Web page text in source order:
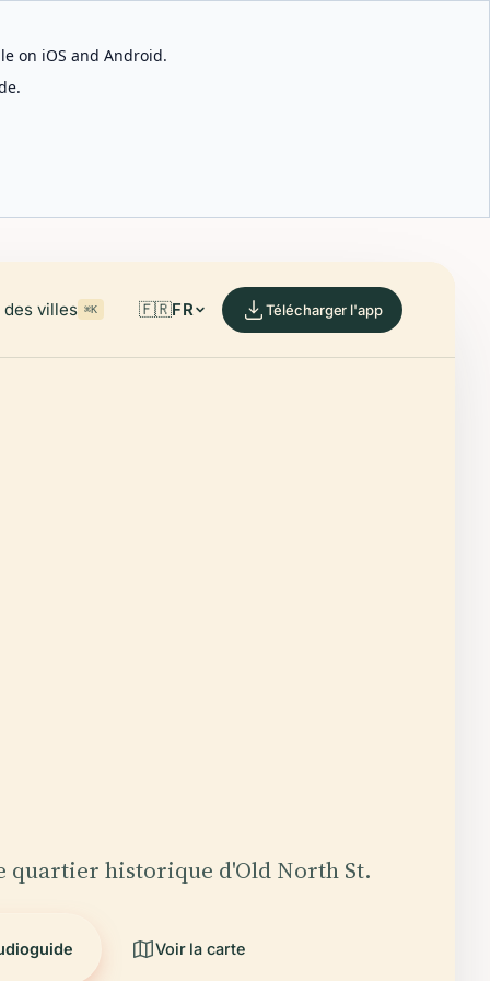
on iOS and Android.
villes ⌘K 🇫🇷FR Télécharger l'app
quartier historique d'Old North St.
Voir la carte